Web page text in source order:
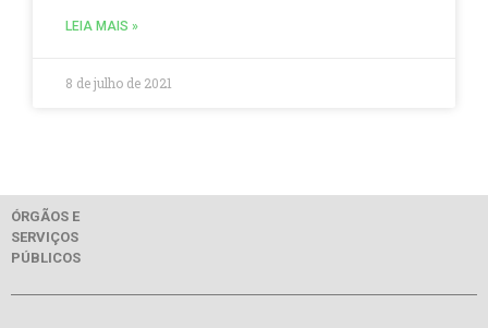
LEIA MAIS »
8 de julho de 2021
ÓRGÃOS E
SERVIÇOS
PÚBLICOS